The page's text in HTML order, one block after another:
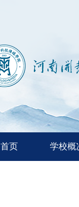
首页 学校概